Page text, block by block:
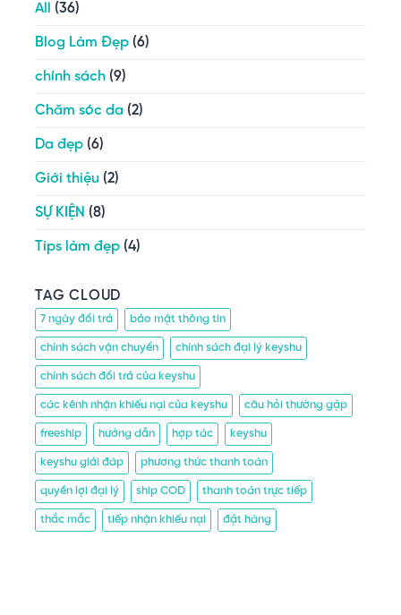
All (36)
Blog Làm Đẹp (6)
chính sách (9)
Chăm sóc da (2)
Da đẹp (6)
Giới thiệu (2)
SỰ KIỆN (8)
Tips làm đẹp (4)
TAG CLOUD
7 ngày đổi trả bảo mật thông tin
chính sách vận chuyển chính sách đại lý keyshu
chính sách đổi trả của keyshu
các kênh nhận khiếu nại của keyshu câu hỏi thường gặp
freeship hướng dẫn hợp tác keyshu
keyshu giải đáp phương thức thanh toán
quyền lợi đại lý ship COD thanh toán trực tiếp
thắc mắc tiếp nhận khiếu nại đặt hàng